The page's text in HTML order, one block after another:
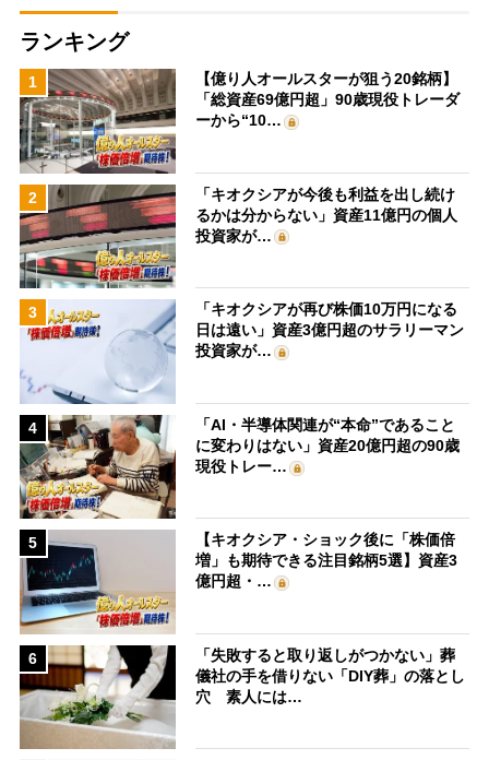
ランキング
1
【億り人オールスターが狙う20銘柄】
「総資産69億円超」90歳現役トレーダ
ーから“10…
2
「キオクシアが今後も利益を出し続け
るかは分からない」資産11億円の個人
投資家が…
3
「キオクシアが再び株価10万円になる
日は遠い」資産3億円超のサラリーマン
投資家が…
4
「AI・半導体関連が“本命”であること
に変わりはない」資産20億円超の90歳
現役トレー…
5
【キオクシア・ショック後に「株価倍
増」も期待できる注目銘柄5選】資産3
億円超・…
6
「失敗すると取り返しがつかない」葬
儀社の手を借りない「DIY葬」の落とし
穴 素人には…